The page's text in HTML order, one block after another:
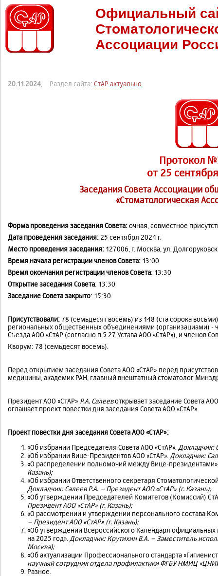
Официальный
Ассоциации
20.11.2024 , Раздел сайта: СтАР актуально
Протокол
от 25
Заседания Совета Ассоциации
«Стоматологическая
Форма проведения заседания Совета:очная, совместное
Дата проведения заседания: 25 сентября 2024 г.
Место проведения заседания: 127006, г. Москва, ул.
Время начала регистрации членов Совета: 13:00
Время окончания регистрации членов Совета: 13:30
Открытие заседания Совета: 13:30
Заседание Совета закрыто: 15:30
Присутствовали: 78 (семьдесят восемь) из 148 (ста сорока
региональных общественных объединениями (организациами) -
Съезда АОО «СтАР (согласно п.5.27 Устава АОО «СтАР»), и членов
Кворум: 78 (семьдесят восемь).
Перед открытием заседания Совета АОО «СтАР» перед
медицины, академик РАН, главный внештатный стоматолог
Президент АОО «СтАР» Р.А. Салеевоткрывает заседание Совета
оглашает проект повестки дня заседания Совета АОО «СтАР».
Проект повестки дня заседания Совета АОО «СтАР»:
«Об избрании Председателя Совета АОО «СтАР». Докладчик:
«Об избрании Вице-Президентов АОО «СтАР». Докладчик:
«О распределении полномочий между Вице-
Казань);
«Об избрании Ответственного секретаря
Докладчик: Салеев Р.А. – Президент АОО «СтАР» (г. Казань);
«Об утверждении Председателей Комитетов (Комиссий)
Президент АОО «СтАР» (г. Казань);
«О рассмотрении и утверждении персонального состава
– Президент АОО «СтАР» (г. Казань);
«Об утверждении Всероссийского Календаря
на 2025 год». Докладчик: Крутихин В.А. – Заместитель
Москва);
«Об актуализации Профессионального стандарта
научный сотрудник отдела профилактики ФГБУ НМИЦ
Разное.